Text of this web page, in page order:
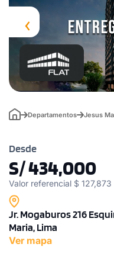
‹
Departamentos Jesus
Desde
S/ 434,000
Valor referencial $ 127,873
Jr. Mogaburos 216
Maria, Lima
Ver mapa